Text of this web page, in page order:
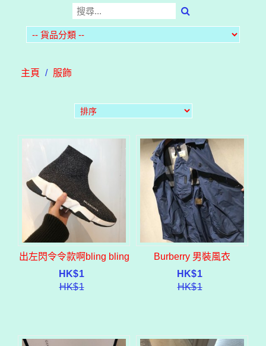
主頁 / 服飾
出左閃令令款啊bling bling
HK$1
HK$1
Burberry 男裝風衣
HK$1
HK$1